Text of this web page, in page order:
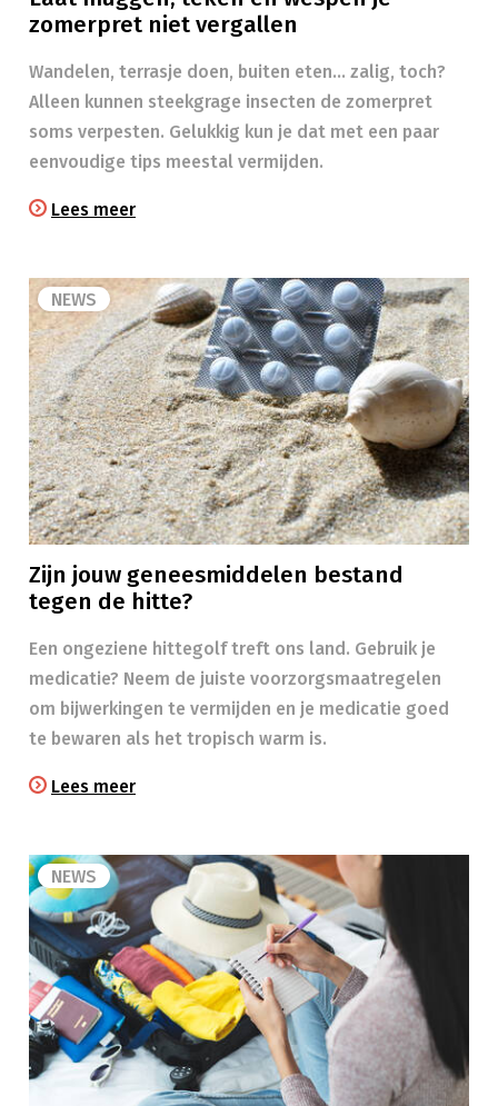
zomerpret niet vergallen
Wandelen, terrasje doen, buiten eten… zalig, toch?
Alleen kunnen steekgrage insecten de zomerpret
soms verpesten. Gelukkig kun je dat met een paar
eenvoudige tips meestal vermijden.
Lees meer
NEWS
Zijn jouw geneesmiddelen bestand
tegen de hitte?
Een ongeziene hittegolf treft ons land. Gebruik je
medicatie? Neem de juiste voorzorgsmaatregelen
om bijwerkingen te vermijden en je medicatie goed
te bewaren als het tropisch warm is.
Lees meer
NEWS